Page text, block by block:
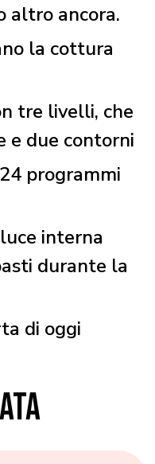
altro ancora.
la cottura
tre livelli, che
e due contorni
programmi
interna
durante la
di oggi